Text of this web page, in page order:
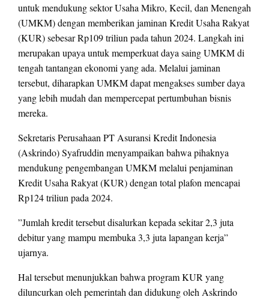
untuk mendukung sektor Usaha Mikro, Kecil, dan Menengah
(UMKM) dengan memberikan jaminan Kredit Usaha Rakyat
(KUR) sebesar Rp109 triliun pada tahun 2024. Langkah ini
merupakan upaya untuk memperkuat daya saing UMKM di
tengah tantangan ekonomi yang ada. Melalui jaminan
tersebut, diharapkan UMKM dapat mengakses sumber daya
yang lebih mudah dan mempercepat pertumbuhan bisnis
mereka.
Sekretaris Perusahaan PT Asuransi Kredit Indonesia
(Askrindo) Syafruddin menyampaikan bahwa pihaknya
mendukung pengembangan UMKM melalui penjaminan
Kredit Usaha Rakyat (KUR) dengan total plafon mencapai
Rp124 triliun pada 2024.
”Jumlah kredit tersebut disalurkan kepada sekitar 2,3 juta
debitur yang mampu membuka 3,3 juta lapangan kerja”
ujarnya.
Hal tersebut menunjukkan bahwa program KUR yang
diluncurkan oleh pemerintah dan didukung oleh Askrindo